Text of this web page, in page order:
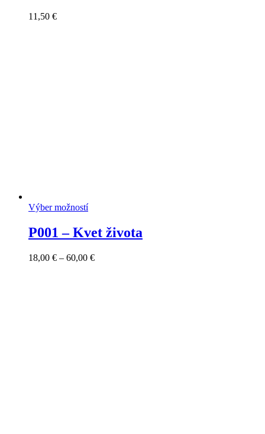
11,50 €
Výber možností
P001 – Kvet života
18,00 € – 60,00 €Price